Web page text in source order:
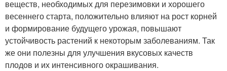
веществ, необходимых для перезимовки и хорошего
весеннего старта, положительно влияют на рост корней
и формирование будущего урожая, повышают
устойчивость растений к некоторым заболеваниям. Так
же они полезны для улучшения вкусовых качеств
плодов и их интенсивного окрашивания.